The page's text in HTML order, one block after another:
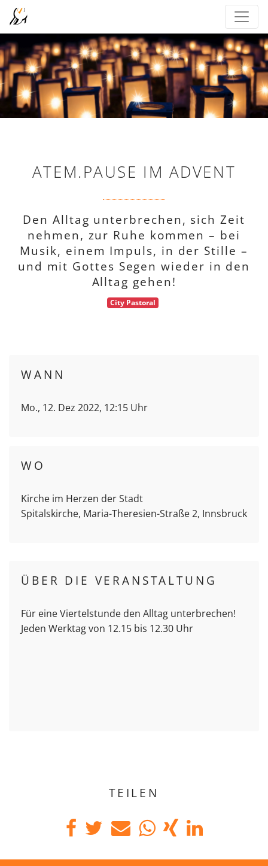
ATEM.PAUSE IM ADVENT
Den Alltag unterbrechen, sich Zeit
nehmen, zur Ruhe kommen – bei
Musik, einem Impuls, in der Stille –
und mit Gottes Segen wieder in den
Alltag gehen!
City Pastoral
WANN
Mo., 12. Dez 2022, 12:15 Uhr
WO
Kirche im Herzen der Stadt
Spitalskirche, Maria-Theresien-Straße 2, Innsbruck
ÜBER DIE VERANSTALTUNG
Für eine Viertelstunde den Alltag unterbrechen!
Jeden Werktag von 12.15 bis 12.30 Uhr
TEILEN